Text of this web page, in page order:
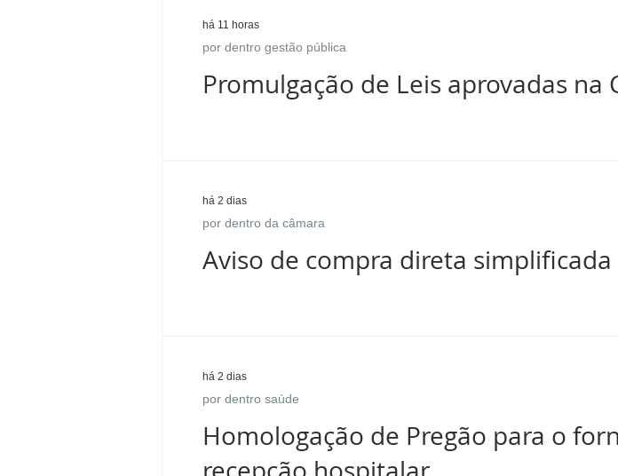
Promulgação de Leis aprovadas na
por dentro gestão pública
há 11 horas
Aviso de compra direta
por dentro da câmara
há 2 dias
Homologação de Pregão para o
por dentro saúde
há 2 dias